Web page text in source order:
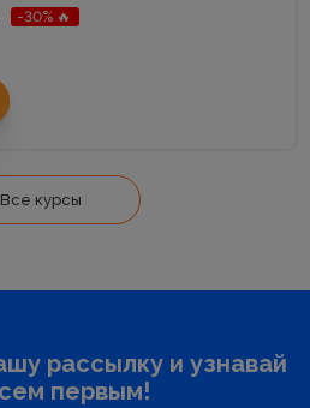
-30% 🔥
Все курсы
рассылку и узнавай
первым!